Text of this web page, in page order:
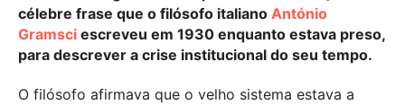
célebre frase que o filósofo italiano António
Gramsci escreveu em 1930 enquanto estava preso,
para descrever a crise institucional do seu tempo.
O filósofo afirmava que o velho sistema estava a